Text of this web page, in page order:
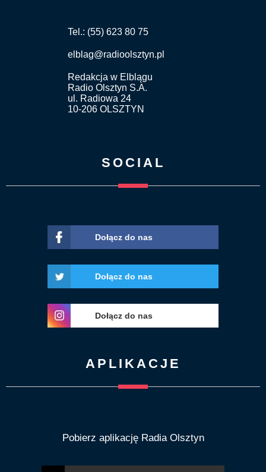
Tel.: (55) 623 80 75
elblag@radioolsztyn.pl
Redakcja w Elblągu
Radio Olsztyn S.A.
ul. Radiowa 24
10-206 OLSZTYN
SOCIAL
Dołącz do nas
Dołącz do nas
Dołącz do nas
APLIKACJE
Pobierz aplikację Radia Olsztyn